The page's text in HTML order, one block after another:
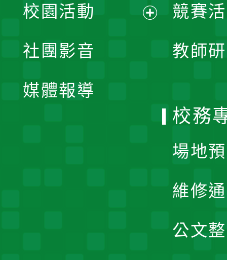
競賽
教師
開
校園活動
社團影音
媒體報導
校務
場地
維修
公文